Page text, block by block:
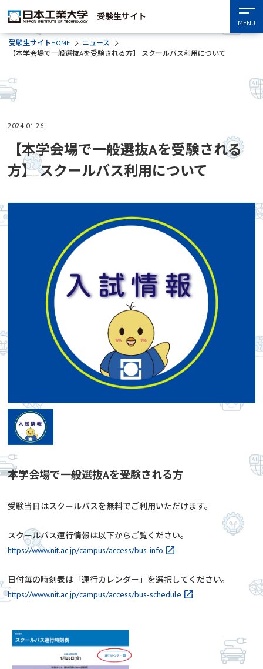
受験生サイト
MENU
受験生サイトHOME
ニュース
【本学会場で一般選抜Aを受験される方】 スクールバス利用について
【本学会場で一般選抜Aを受験される
方】 スクールバス利用について
2024.01.26
本学会場で一般選抜Aを受験される方
受験当日はスクールバスを無料でご利用いただけます。
スクールバス運行情報は以下からご覧ください。
https://www.nit.ac.jp/campus/access/bus-info
日付毎の時刻表は「運行カレンダー」を選択してください。
https://www.nit.ac.jp/campus/access/bus-schedule